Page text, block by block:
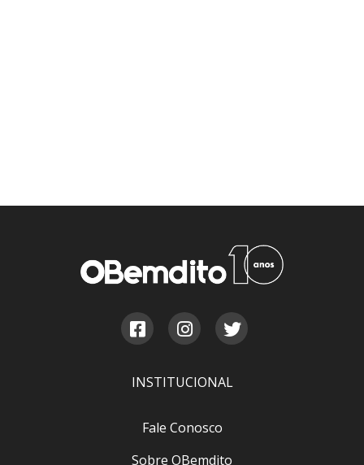
INSTITUCIONAL
Fale Conosco
Sobre OBemdito